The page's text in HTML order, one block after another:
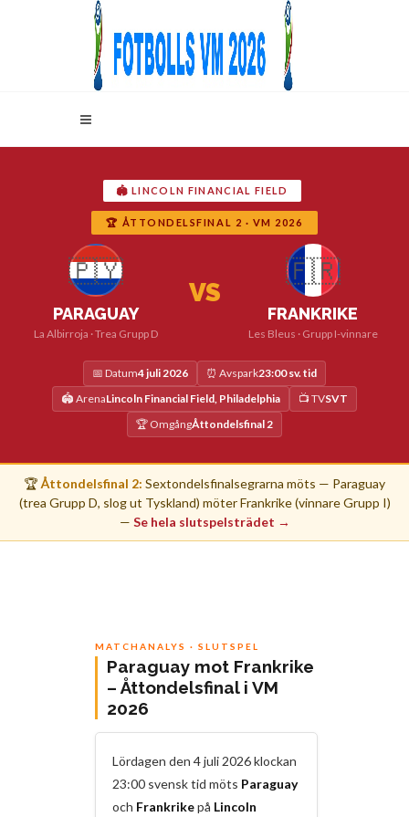
🏟️ LINCOLN FINANCIAL FIELD
🏆 ÅTTONDELSFINAL 2 · VM 2026
🇵🇾
PARAGUAY
La Albirroja · Trea Grupp D
VS
🇫🇷
FRANKRIKE
Les Bleus · Grupp I-vinnare
📅 Datum4 juli 2026 ⏰ Avspark23:00 sv. tid
🏟️ ArenaLincoln Financial Field, Philadelphia 📺 TVSVT
🏆 OmgångÅttondelsfinal 2
🏆 Åttondelsfinal 2: Sextondelsfinalsegrarna möts — Paraguay
(trea Grupp D, slog ut Tyskland) möter Frankrike (vinnare Grupp I)
— Se hela slutspelsträdet →
MATCHANALYS · SLUTSPEL
Paraguay mot Frankrike
– Åttondelsfinal i VM
2026
Lördagen den 4 juli 2026 klockan
23:00 svensk tid möts Paraguay
och Frankrikepå Lincoln